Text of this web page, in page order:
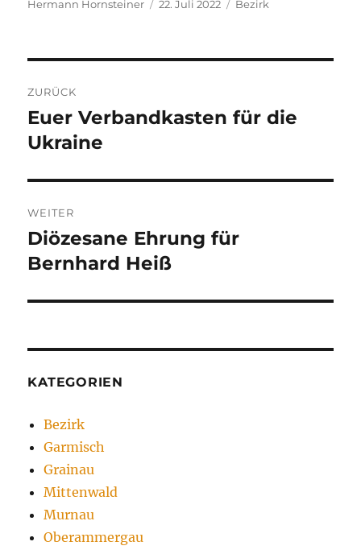
Autor
Hermann Hornsteiner
Veröffentlicht
22. Juli 2022 Kategorien
Bezirk
ZURÜCK
Vorheriger
Beitrag:
Euer Verbandkasten für die
Ukraine
WEITER
Nächster
Beitrag:
Diözesane Ehrung für
Bernhard Heiß
KATEGORIEN
Bezirk
Garmisch
Grainau
Mittenwald
Murnau
Oberammergau